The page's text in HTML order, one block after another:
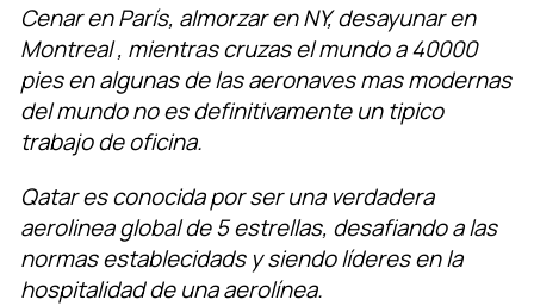
Cenar en París, almorzar en NY, desayunar en
Montreal , mientras cruzas el mundo a 40000
pies en algunas de las aeronaves mas modernas
del mundo no es definitivamente un tipico
trabajo de oficina.
Qatar es conocida por ser una verdadera
aerolinea global de 5 estrellas, desafiando a las
normas establecidads y siendo líderes en la
hospitalidad de una aerolínea.